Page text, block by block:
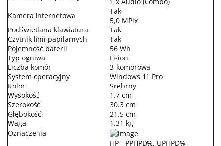
Kamera internetowa
Tak
5,0 MPix
Podświetlana klawiatura
Tak
Czytnik linii papilarnych
Tak
Pojemność baterii
56 Wh
Typ ogniwa
Li-ion
Liczba komór
3-komorowa
System operacyjny
Windows 11 Pro
Kolor
Srebrny
Wysokość
1.7 cm
Szerokość
30.3 cm
Głębokość
21.5 cm
Waga
1.31 kg
Oznaczenia
HP - PPHPD%, UPHPD%,